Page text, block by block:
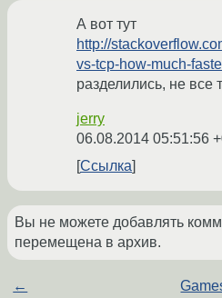
А вот тут
http://
vs-tcp-how-much-
разделились, не все
jerry
06.08.2014 05:51:56
Ссылка
Вы не можете добавлять
перемещена в архив.
←